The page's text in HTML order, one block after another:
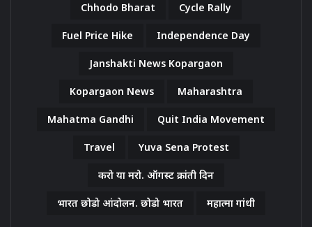
Chhodo Bharat Cycle Rally
Fuel Price Hike Independence Day
Janshakti News Kopargaon
Kopargaon News Maharashtra
Mahatma Gandhi Quit India Movement
Travel Yuva Sena Protest
करो या मरो. ऑगस्ट क्रांती दिन
भारत छोडो आंदोलन. छोडो भारत महात्मा गांधी